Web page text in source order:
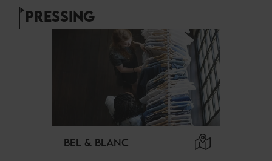
PRESSING
BEL & BLANC